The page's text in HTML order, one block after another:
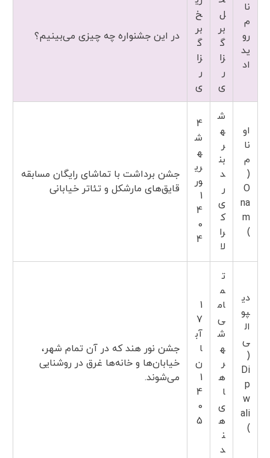
نا
م
رو
ید
اد
ل
بر
گ
زا
ر
ی
خ
بر
گ
زا
ر
ی
در این جشنواره چه چیزی می‌بینیم؟
او
نا
م
(
O
na
m
)
ش
ه
ر
بن
د
ر
ی
ک
را
لا
4
ش
ه
ری
ور
1
4
0
4
جشن برداشت با تماشای رایگان مسابقه
قایق‌های مارشکل و تئاتر خیابانی
دی
پو
ال
ی
(
Di
p
w
ali
)
ت
م
ام
ی
ش
ه
ر
ه
ا
ی
ه
ن
د
1
7
آب
ا
ن
1
4
0
5
جشن نور هند که در آن تمام شهر،
خیابان‌ها و خانه‌ها غرق در روشنایی
می‌شوند.